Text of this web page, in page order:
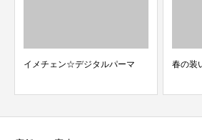
春の装い♡♡♡ クリス